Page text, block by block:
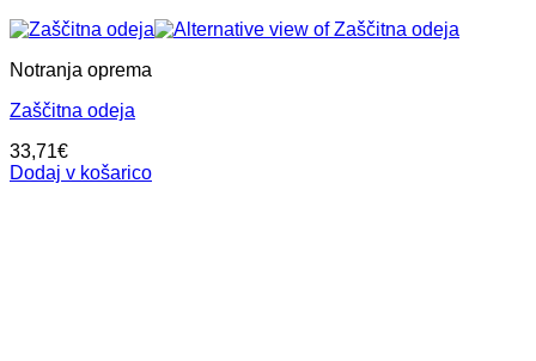
Notranja oprema
Zaščitna odeja
33,71€
Dodaj v košarico